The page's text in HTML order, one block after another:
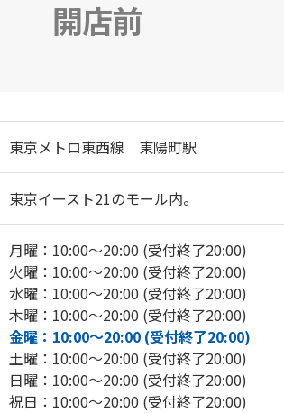
開店前
東京メトロ東西線 東陽町駅
東京イースト21のモール内。
月曜：10:00～20:00 (受付終了20:00)
火曜：10:00～20:00 (受付終了20:00)
水曜：10:00～20:00 (受付終了20:00)
木曜：10:00～20:00 (受付終了20:00)
金曜：10:00～20:00 (受付終了20:00)
土曜：10:00～20:00 (受付終了20:00)
日曜：10:00～20:00 (受付終了20:00)
祝日：10:00～20:00 (受付終了20:00)